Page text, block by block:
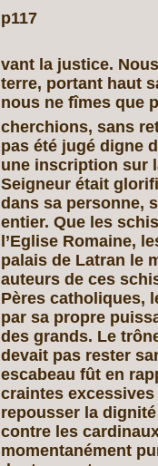
p117
vant la justice.
terre, portant haut
nous ne fîmes que
cherchions, sans
pas été jugé digne
une inscription sur
Seigneur était
dans sa personne,
entier. Que les
l’Eglise Romaine,
palais de Latran le
auteurs de ces
Pères catholiques,
par sa propre
des grands. Le
devait pas rester
escabeau fût en
craintes
repousser la
contre les
momentanément